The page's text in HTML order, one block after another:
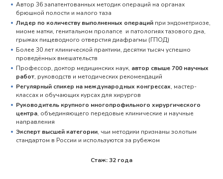
Автор 36 запатентованных методик операций на органах
брюшной полости и малого таза
Лидер по количеству выполненных операций при эндометриозе,
миоме матки, генитальном пролапсе и патологиях тазового дна,
грыжах пищеводного отверстия диафрагмы (ГПОД)
Более 30 лет клинической практики, десятки тысяч успешно
проведённых вмешательств
Профессор, доктор медицинских наук, автор свыше 700 научных
работ, руководств и методических рекомендаций
Регулярный спикер на международных конгрессах, мастер-
классах и обучающих курсах для хирургов
Руководитель крупного многопрофильного хирургического
центра, объединяющего передовые клинические и научные
направления
Эксперт высшей категории, чьи методики признаны золотым
стандартом в России и используются за рубежом
Стаж: 32 года